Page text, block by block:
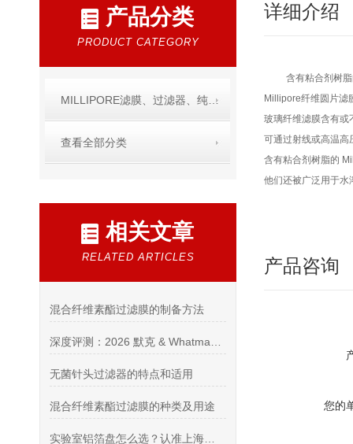
产品分类
PRODUCT CATEGORY
MILLIPORE滤膜、过滤器、纯水产品
查看全部分类
相关文章
RELATED ARTICLES
混合纤维素酯过滤膜的制备方法
无菌针头过滤器的特点和适用
混合纤维素酯过滤膜的种类及用途
详细介绍
含有粘合剂树
Millipore纤维圆片滤
玻璃纤维滤膜含有或
可通过射线或高温
含有粘合剂树脂的
他们还被广泛用于水
产品咨询
您的